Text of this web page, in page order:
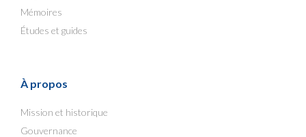
Mémoires
Études et guides
À propos
Mission et historique
Gouvernance